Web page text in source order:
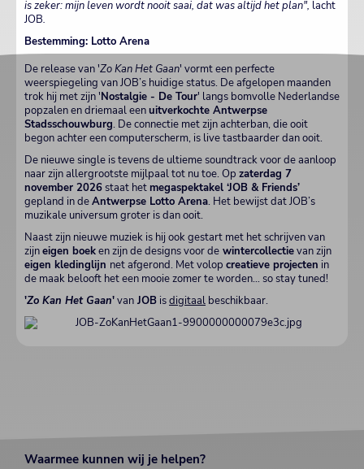
is zeker: mijn leven wordt nooit saai, dat was altijd het plan", lacht
JOB.
Bestemming: Lotto Arena
De release van 'Zo Kan Het Gaan' vormt een perfecte
weerspiegeling van JOB’s huidige status. De afgelopen maanden
trok hij met zijn 'Nostalgie - De Tour' langs bomvolle Nederlandse
popzalen en driemaal eenuitverkochte Antwerpse
Stadsschouwburg. De connectie met zijn achterban, die ooit
begon achter een computerscherm, is live tastbaarder dan ooit.
De nieuwe single is tevens de ultieme soundtrack voor de aanloop
naar zijn allergrootste mijlpaal tot nu toe. Op zaterdag 7
november 2026 staat het megaspektakel ‘JOB & Friends’
gepland in deAntwerpse Lotto Arena. Het bewijst dat JOB’s
muzikale universum groter is dan ooit.
Naast zijn nieuwe muziek is hij ook gestart met het schrijven van
zijneigen boeken zijn de designs voor de wintercollectievan zijn
eigen kledinglijn net afgerond. Met volop creatieve projecten in
de maak belooft het een mooie zomer te worden… so stay tuned!
'Zo Kan Het Gaan'van JOB isdigitaal beschikbaar.
Waarmee kunnen wij je helpen?